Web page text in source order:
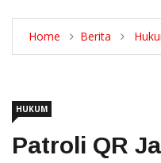
Home Berita
HUKUM
Patroli QR